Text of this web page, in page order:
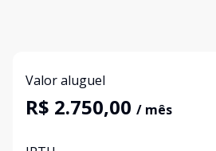
Valor aluguel
R$ 2.750,00 / mês